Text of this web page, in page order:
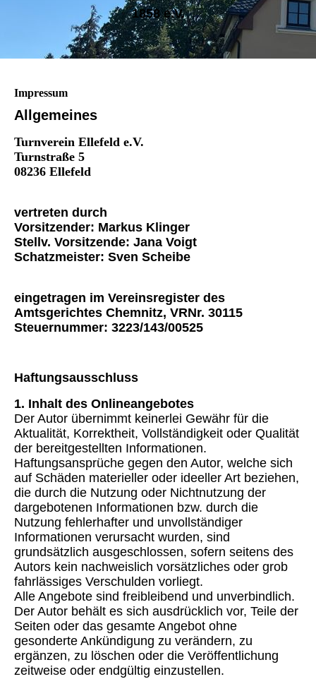
1858 e.V.
Impressum
Allgemeines
Turnverein Ellefeld e.V.
Turnstraße 5
08236 Ellefeld
vertreten durch
Vorsitzender: Markus Klinger
Stellv. Vorsitzende: Jana Voigt
Schatzmeister: Sven Scheibe
eingetragen im Vereinsregister des
Amtsgerichtes Chemnitz, VRNr. 30115
Steuernummer: 3223/143/00525
Haftungsausschluss
1. Inhalt des Onlineangebotes
Der Autor übernimmt keinerlei Gewähr für die
Aktualität, Korrektheit, Vollständigkeit oder Qualität
der bereitgestellten Informationen.
Haftungsansprüche gegen den Autor, welche sich
auf Schäden materieller oder ideeller Art beziehen,
die durch die Nutzung oder Nichtnutzung der
dargebotenen Informationen bzw. durch die
Nutzung fehlerhafter und unvollständiger
Informationen verursacht wurden, sind
grundsätzlich ausgeschlossen, sofern seitens des
Autors kein nachweislich vorsätzliches oder grob
fahrlässiges Verschulden vorliegt.
Alle Angebote sind freibleibend und unverbindlich.
Der Autor behält es sich ausdrücklich vor, Teile der
Seiten oder das gesamte Angebot ohne
gesonderte Ankündigung zu verändern, zu
ergänzen, zu löschen oder die Veröffentlichung
zeitweise oder endgültig einzustellen.